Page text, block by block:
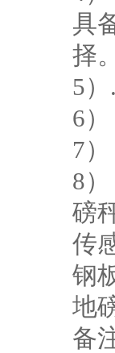
具
择
5
6
7
8
磅
传
钢
地
备